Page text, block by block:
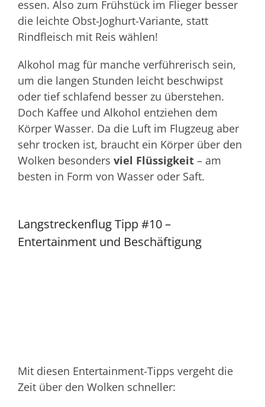
essen. Also zum Frühstück im Flieger besser
die leichte Obst-Joghurt-Variante, statt
Rindfleisch mit Reis wählen!
Alkohol mag für manche verführerisch sein,
um die langen Stunden leicht beschwipst
oder tief schlafend besser zu überstehen.
Doch Kaffee und Alkohol entziehen dem
Körper Wasser. Da die Luft im Flugzeug aber
sehr trocken ist, braucht ein Körper über den
Wolken besonders viel Flüssigkeit – am
besten in Form von Wasser oder Saft.
Langstreckenflug Tipp #10 –
Entertainment und Beschäftigung
Mit diesen Entertainment-Tipps vergeht die
Zeit über den Wolken schneller: